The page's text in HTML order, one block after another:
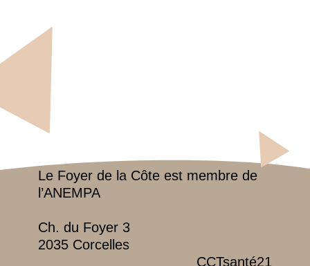
Le Foyer de la Côte est membre de
l’ANEMPA
Ch. du Foyer 3
2035 Corcelles
CCTsanté21